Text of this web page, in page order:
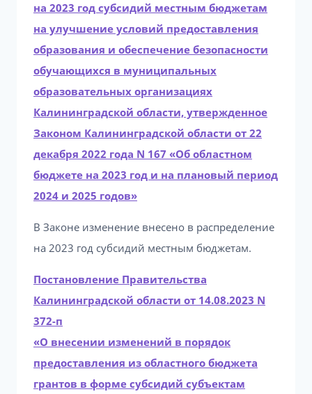
на 2023 год субсидий местным бюджетам
на улучшение условий предоставления
образования и обеспечение безопасности
обучающихся в муниципальных
образовательных организациях
Калининградской области, утвержденное
Законом Калининградской области от 22
декабря 2022 года N 167 «Об областном
бюджете на 2023 год и на плановый период
2024 и 2025 годов»
В Законе изменение внесено в распределение
на 2023 год субсидий местным бюджетам.
Постановление Правительства
Калининградской области от 14.08.2023 N
372-п
«О внесении изменений в порядок
предоставления из областного бюджета
грантов в форме субсидий субъектам